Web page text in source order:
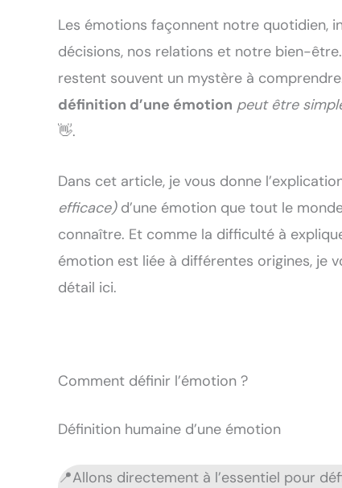
Les émotions façonnent notre quotidien,
décisions, nos relations et notre bien-
restent souvent un mystère à
définition d’une émotion peut être
👋.
Dans cet article, je vous donne
efficace)d’une émotion que tout le
connaître. Et comme la difficulté à
émotion est liée à différentes origines, je
détail ici.
Comment définir l’émotion ?
Définition humaine d’une émotion
📍Allons directement à l’essentiel pour